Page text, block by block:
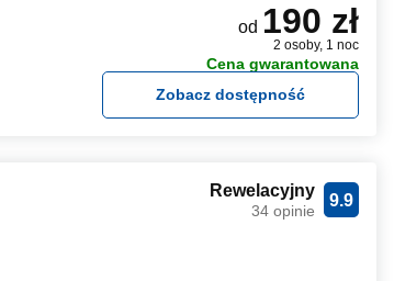
od 190 zł
2 osoby, 1 noc
Cena gwarantowana
Zobacz dostępność
9.9
Rewelacyjny
34 opinie